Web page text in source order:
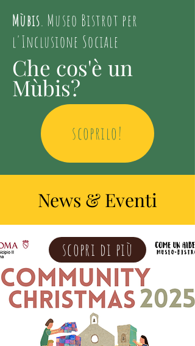
Mùbis . Museo Bistrot per
l'Inclusione Sociale
Che cos'è un
Mùbis?
scoprilo!
News & Eventi
scopri di più